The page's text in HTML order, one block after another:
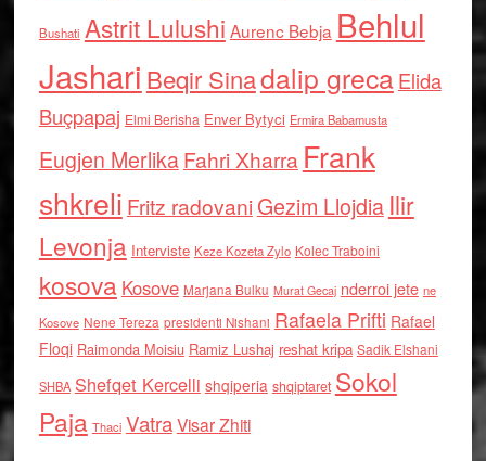
Bushati Astrit Lulushi Aurenc Bebja Behlul
Jashari Beqir Sinadalip grecaElida
Buçpapaj Elmi Berisha Enver Bytyci Ermira Babamusta
Eugjen MerlikaFahri Xharra Frank
shkreli Fritz radovaniGezim Llojdia Ilir
Levonja Interviste Keze Kozeta Zylo Kolec Traboini
kosova Kosove Marjana Bulku Murat Gecaj nderroi jete ne
Kosove Nene Tereza presidenti Nishani Rafaela Prifti Rafael
Floqi Raimonda Moisiu Ramiz Lushaj reshat kripa Sadik Elshani
SHBA Shefqet Kercelli shqiperia shqiptaret Sokol
Paja Thaci VatraVisar Zhiti